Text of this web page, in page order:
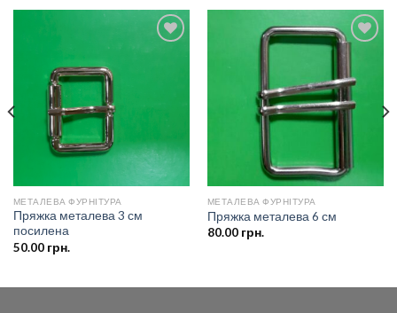
Додати
МЕТАЛЕВА ФУРНІТУРА
Пряжка металева 3 см
посилена
50.00грн.
Додати
списку
бажань
МЕТАЛЕВА ФУРНІТУРА
Пряжка металева 6 см
80.00грн.